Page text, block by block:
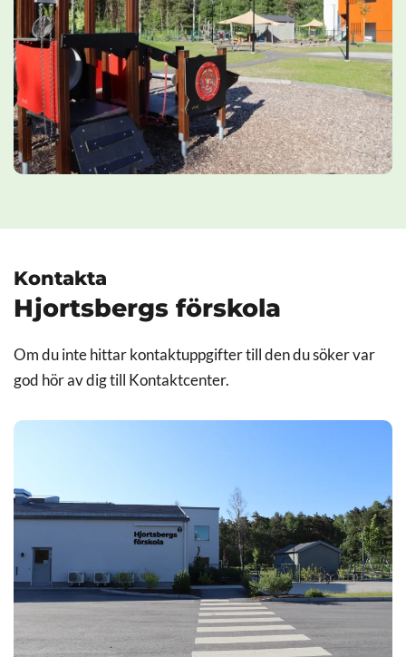
Kontakta
Hjortsbergs förskola
Om du inte hittar kontaktuppgifter till den du söker var
god hör av dig till Kontaktcenter.